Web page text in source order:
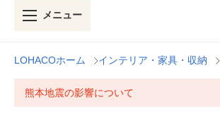
メニュー
LOHACOホーム インテリア・家具・収納
熊本地震の影響について